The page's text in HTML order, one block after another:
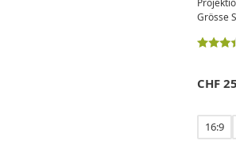
Grösse
CHF
16:9